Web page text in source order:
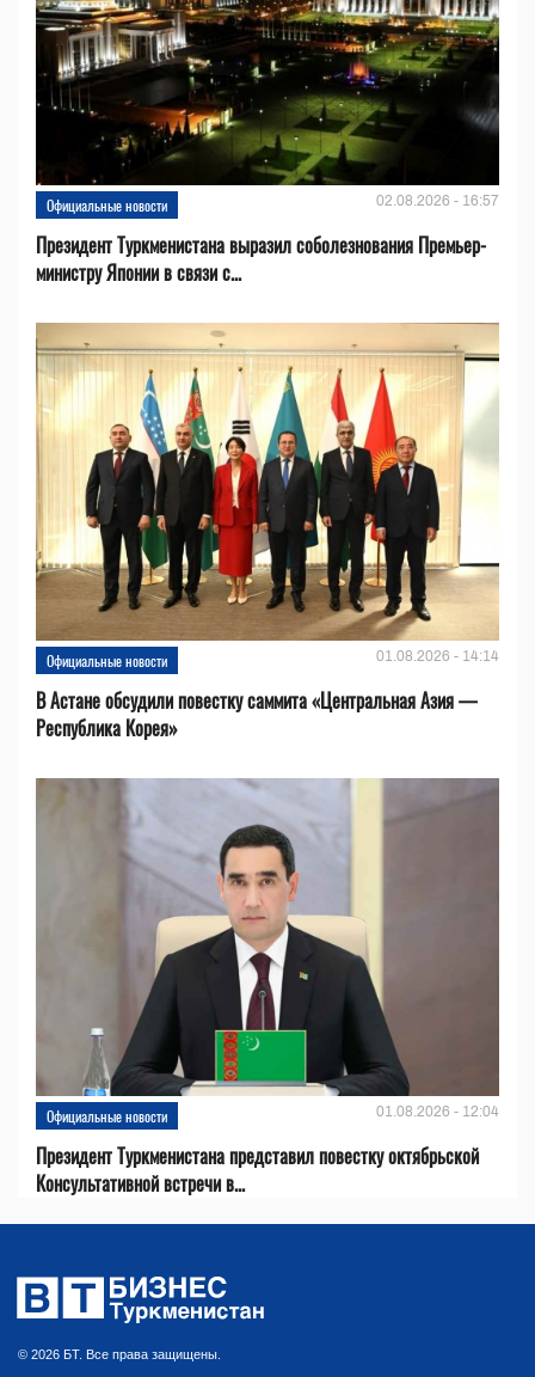
Официальные новости 02.08.2026 - 16:57
Президент Туркменистана выразил соболезнования Премьер-
министру Японии в связи с...
Официальные новости 01.08.2026 - 14:14
В Астане обсудили повестку саммита «Центральная Азия —
Республика Корея»
Официальные новости 01.08.2026 - 12:04
Президент Туркменистана представил повестку октябрьской
Консультативной встречи в...
© 2026 БТ. Все права защищены.